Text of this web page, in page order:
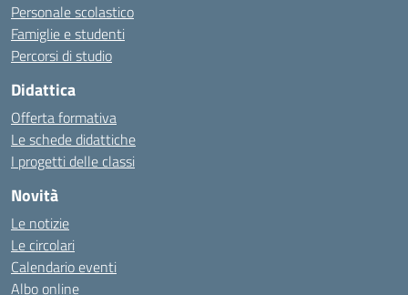
Personale scolastico
Famiglie e studenti
Percorsi di studio
Didattica
Offerta formativa
Le schede didattiche
I progetti delle classi
Novità
Le notizie
Le circolari
Calendario eventi
Albo online